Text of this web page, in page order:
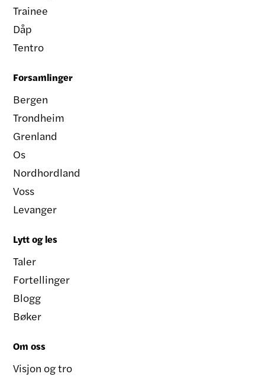
Trainee
Dåp
Tentro
Forsamlinger
Bergen
Trondheim
Grenland
Os
Nordhordland
Voss
Levanger
Lytt og les
Taler
Fortellinger
Blogg
Bøker
Om oss
Visjon og tro